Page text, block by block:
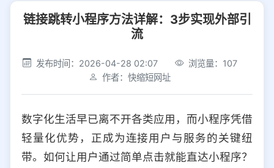
社交平台 电商平台
选择防红平台类型，避免链接被拦截
平台设置
iOS Android PC 其他
选择允许访问的平台类型
链接跳转小程序方法详解：3步实现外部引
流
发布时间：2026-04-28 02:07
浏览量：107
作者：快缩短网址
数字化生活早已离不开各类应用，而小程序凭借
轻量化优势，正成为连接用户与服务的关键纽
带。如何让用户通过简单点击就能直达小程序？